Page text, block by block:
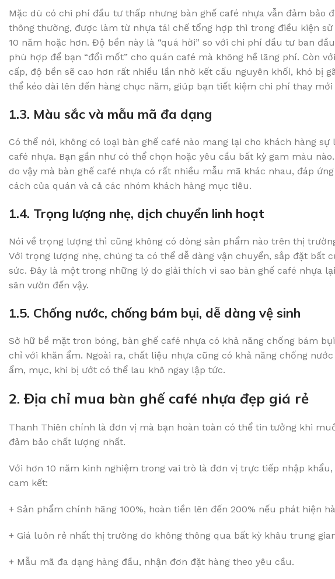
Mặc dù có chi phí đầu tư thấp nhưng bàn ghế café nhựa vẫn đảm bảo
thông thường, được làm từ nhựa tái chế tổng hợp thì trong điều kiện
10 năm hoặc hơn. Độ bền này là “quá hời” so với chi phí đầu tư ban
phù hợp để bạn “đổi mốt” cho quán café mà không hề lãng phí. Còn
cấp, độ bền sẽ cao hơn rất nhiều lần nhờ kết cấu nguyên khối, khó bị
thể kéo dài lên đến hàng chục năm, giúp bạn tiết kiệm chi phí thay mới
1.3. Màu sắc và mẫu mã đa dạng
Có thể nói, không có loại bàn ghế café nào mang lại cho khách hàng
café nhựa. Bạn gần như có thể chọn hoặc yêu cầu bất kỳ gam màu
do vậy mà bàn ghế café nhựa có rất nhiều mẫu mã khác nhau, đáp
cách của quán và cả các nhóm khách hàng mục tiêu.
1.4. Trọng lượng nhẹ, dịch chuyển linh hoạt
Nói về trọng lượng thì cũng không có dòng sản phẩm nào trên thị
Với trọng lượng nhẹ, chúng ta có thể dễ dàng vận chuyển, sắp đặt bất
sức. Đây là một trong những lý do giải thích vì sao bàn ghế café nhựa
sân vườn đến vậy.
1.5. Chống nước, chống bám bụi, dễ dàng vệ sinh
Sở hữ bề mặt tron bóng, bàn ghế café nhựa có khả năng chống bám
chỉ với khăn ẩm. Ngoài ra, chất liệu nhựa cũng có khả năng chống
ẩm, mục, khi bị ướt có thể lau khô ngay lập tức.
2. Địa chỉ mua bàn ghế café nhựa đẹp giá rẻ
Thanh Thiên chính là đơn vị mà bạn hoàn toàn có thể tin tưởng khi
đảm bảo chất lượng nhất.
Với hơn 10 năm kinh nghiệm trong vai trò là đơn vị trực tiếp nhập
cam kết:
+ Sản phẩm chính hãng 100%, hoàn tiền lên đến 200% nếu phát hiện
+ Giá luôn rẻ nhất thị trường do không thông qua bất kỳ khâu trung
+ Mẫu mã đa dạng hàng đầu, nhận đơn đặt hàng theo yêu cầu.